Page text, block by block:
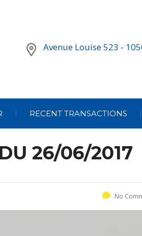
Avenue Louise 523 -
RECENT TRANSACTIONS
26/06/2017
No